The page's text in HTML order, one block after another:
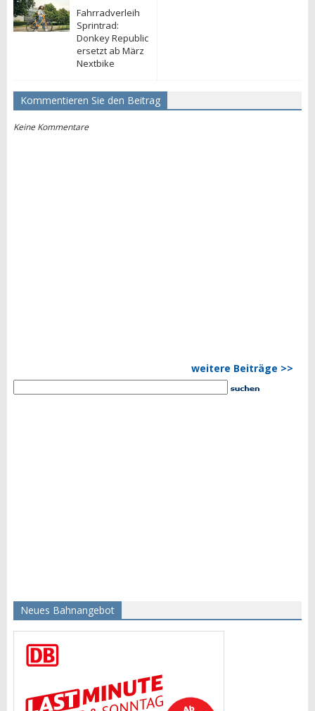
Fahrradverleih
Sprintrad:
Donkey Republic
ersetzt ab März
Nextbike
Kommentieren Sie den Beitrag
Keine Kommentare
weitere Beiträge >>
Neues Bahnangebot